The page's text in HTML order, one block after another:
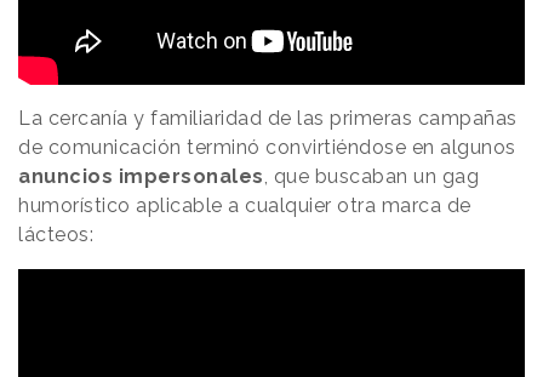
La cercanía y familiaridad de las primeras campañas
de comunicación terminó convirtiéndose en algunos
anuncios impersonales, que buscaban un gag
humorístico aplicable a cualquier otra marca de
lácteos: